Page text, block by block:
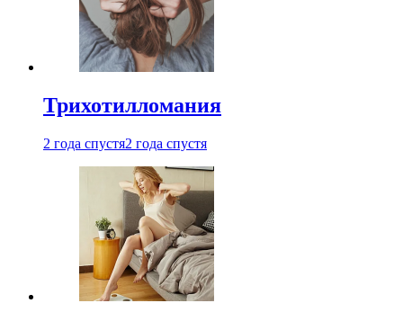
Трихотилломания
2 года спустя2 года спустя